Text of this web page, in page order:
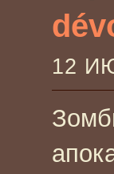
12